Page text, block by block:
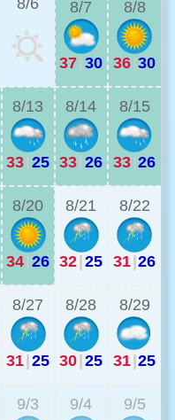
8/6 8/7
37|30
8/8
36|30
8/13
33|25
8/14
33|26
8/15
33|26
8/20
34|26
8/21
32|25
8/22
31|26
8/27
31|25
8/28
30|25
8/29
31|25
9/3 9/4 9/5